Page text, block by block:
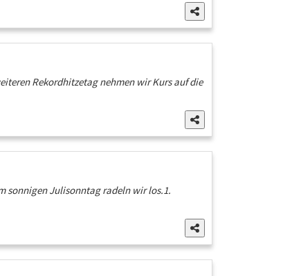
Rekordhitzetag nehmen wir Kurs auf die
sonnigen Julisonntag radeln wir los.1.